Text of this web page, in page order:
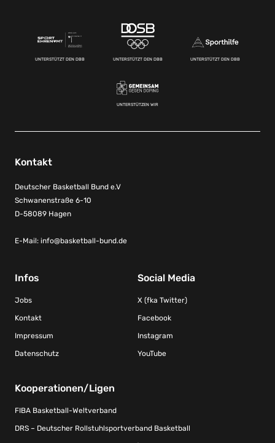
UNTERSTÜTZT DEN DBB UNTERSTÜTZT DEN DBB UNTERSTÜTZT DEN DBB
UNTERSTÜTZEN WIR
Kontakt
Deutscher Basketball Bund e.V
Schwanenstraße 6-10
D-58089 Hagen
E-Mail: info@basketball-bund.de
Infos
Jobs
Kontakt
Impressum
Datenschutz
Social Media
X (fka Twitter)
Facebook
Instagram
YouTube
Kooperationen/Ligen
FIBA Basketball-Weltverband
DRS – Deutscher Rollstuhlsportverband Basketball